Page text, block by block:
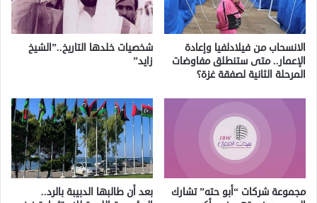
الانسحاب من فيلادلفيا وإعادة
الإعمار.. متى ستنطلق مفاوضات
المرحلة الثانية لصفقة غزة؟
شخصيات خلدها التاريخ..”الشيخ
زايد”
مجموعة شركات “أبو حته” تشارك
بعد أن طالبها الدبيبة بالرد..